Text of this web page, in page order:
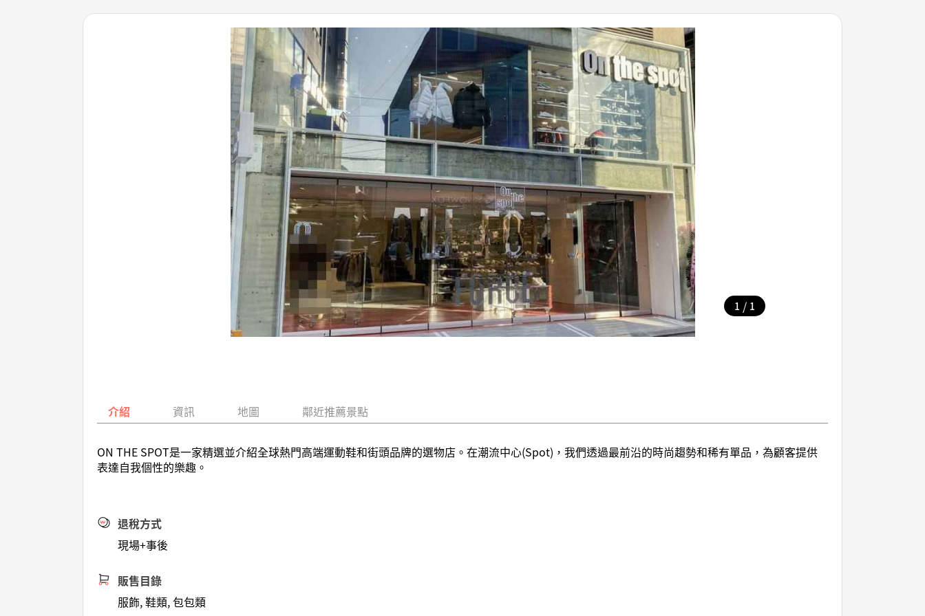
1 / 1
介紹 資訊 地圖 鄰近推薦景點
ON THE SPOT是一家精選並介紹全球熱門高端運動鞋和街頭品牌的選物店。在潮流中心(Spot)，我們透過最前沿的時尚趨勢和稀有單品，為顧客提供
表達自我個性的樂趣。
退稅方式
現場+事後
販售目錄
服飾, 鞋類, 包包類